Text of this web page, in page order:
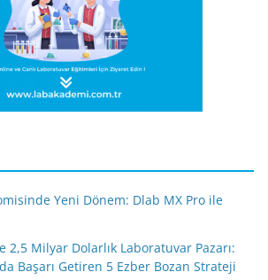
Yeni Dönem: Dlab MX Pro ile
2,5 Milyar Dolarlık Laboratuvar Pazarı:
Başarı Getiren 5 Ezber Bozan Strateji